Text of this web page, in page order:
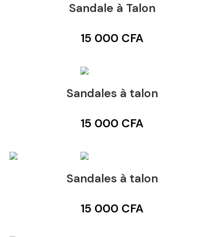
Sandale à Talon
15 000 CFA
Sandales à talon
15 000 CFA
Sandales à talon
15 000 CFA